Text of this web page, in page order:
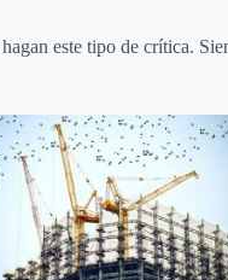
este tipo de crítica.